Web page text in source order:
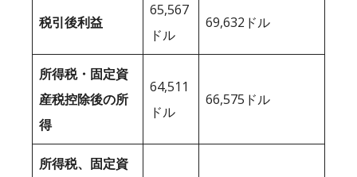
税引後利益
65,567
ドル
69,632ドル
所得税・固定資
産税控除後の所
得
64,511
ドル
66,575ドル
所得税、固定資